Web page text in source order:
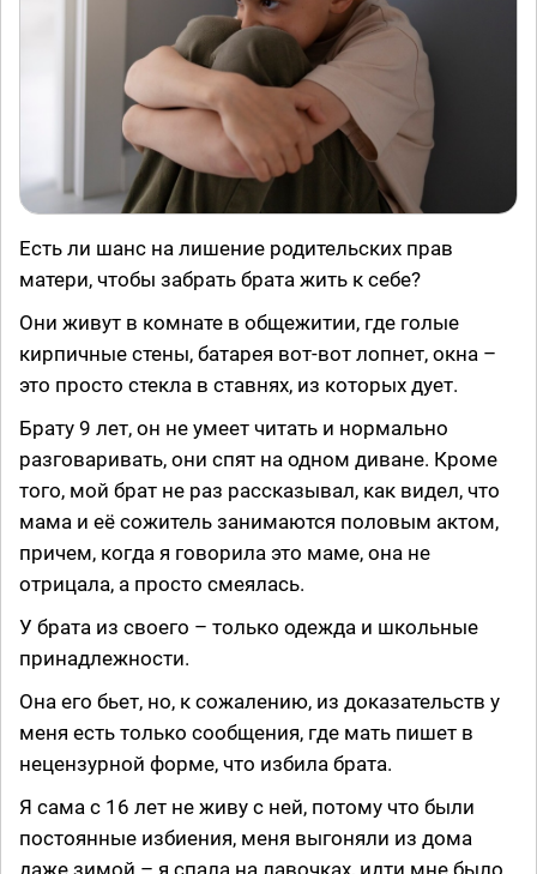
Есть ли шанс на лишение родительских прав
матери, чтобы забрать брата жить к себе?
Они живут в комнате в общежитии, где голые
кирпичные стены, батарея вот-вот лопнет, окна –
это просто стекла в ставнях, из которых дует.
Брату 9 лет, он не умеет читать и нормально
разговаривать, они спят на одном диване. Кроме
того, мой брат не раз рассказывал, как видел, что
мама и её сожитель занимаются половым актом,
причем, когда я говорила это маме, она не
отрицала, а просто смеялась.
У брата из своего – только одежда и школьные
принадлежности.
Она его бьет, но, к сожалению, из доказательств у
меня есть только сообщения, где мать пишет в
нецензурной форме, что избила брата.
Я сама с 16 лет не живу с ней, потому что были
постоянные избиения, меня выгоняли из дома
даже зимой – я спала на лавочках, идти мне было